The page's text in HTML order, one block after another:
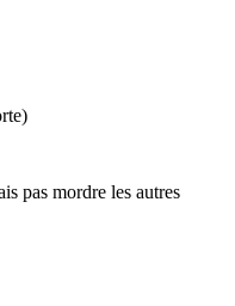
pas mordre les autres